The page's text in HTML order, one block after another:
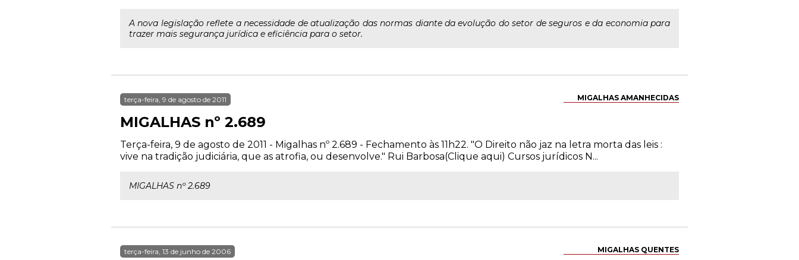
A nova legislação reflete a necessidade de atualização das normas diante da evolução do setor de seguros e da economia para
trazer mais segurança jurídica e eficiência para o setor.
MIGALHAS AMANHECIDAS
terça-feira, 9 de agosto de 2011
MIGALHAS nº 2.689
Terça-feira, 9 de agosto de 2011 - Migalhas nº 2.689 - Fechamento às 11h22. "O Direito não jaz na letra morta das leis :
vive na tradição judiciária, que as atrofia, ou desenvolve." Rui Barbosa(Clique aqui) Cursos jurídicos N...
MIGALHAS nº 2.689
MIGALHAS QUENTES
terça-feira, 13 de junho de 2006